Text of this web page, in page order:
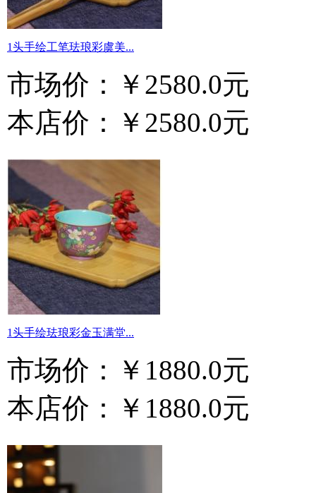
1头手绘工笔珐琅彩虞美...
市场价：
￥2580.0元
本店价：
￥2580.0元
1头手绘珐琅彩金玉满堂...
市场价：
￥1880.0元
本店价：
￥1880.0元